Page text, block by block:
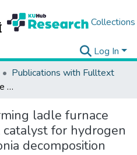
Collections
Log In
Publications with Fulltext
Transforming ladle furnace slag into an efficient catalyst for hydrogen production by ammonia decomposition
ladle furnace
for hydrogen
decomposition